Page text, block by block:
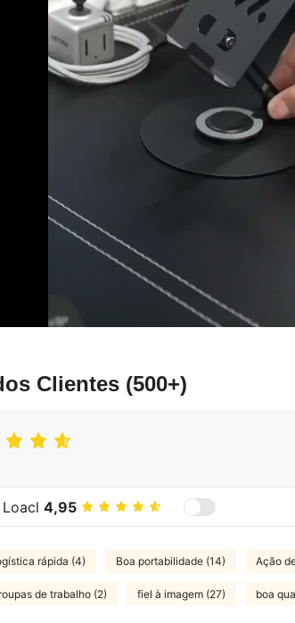
Clientes (500+)
4,95
rápida (4) Boa portabilidade (14) Ação
roupas de trabalho (2) fiel à imagem (27) boa